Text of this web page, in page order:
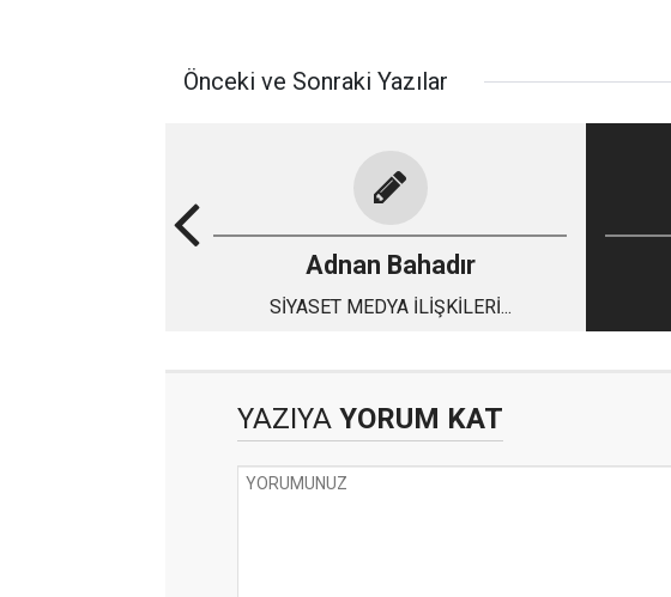
Önceki ve Sonraki Yazılar
Adnan Bahadır
SİYASET MEDYA İLİŞKİLERİ...
YAZIYA YORUM KAT